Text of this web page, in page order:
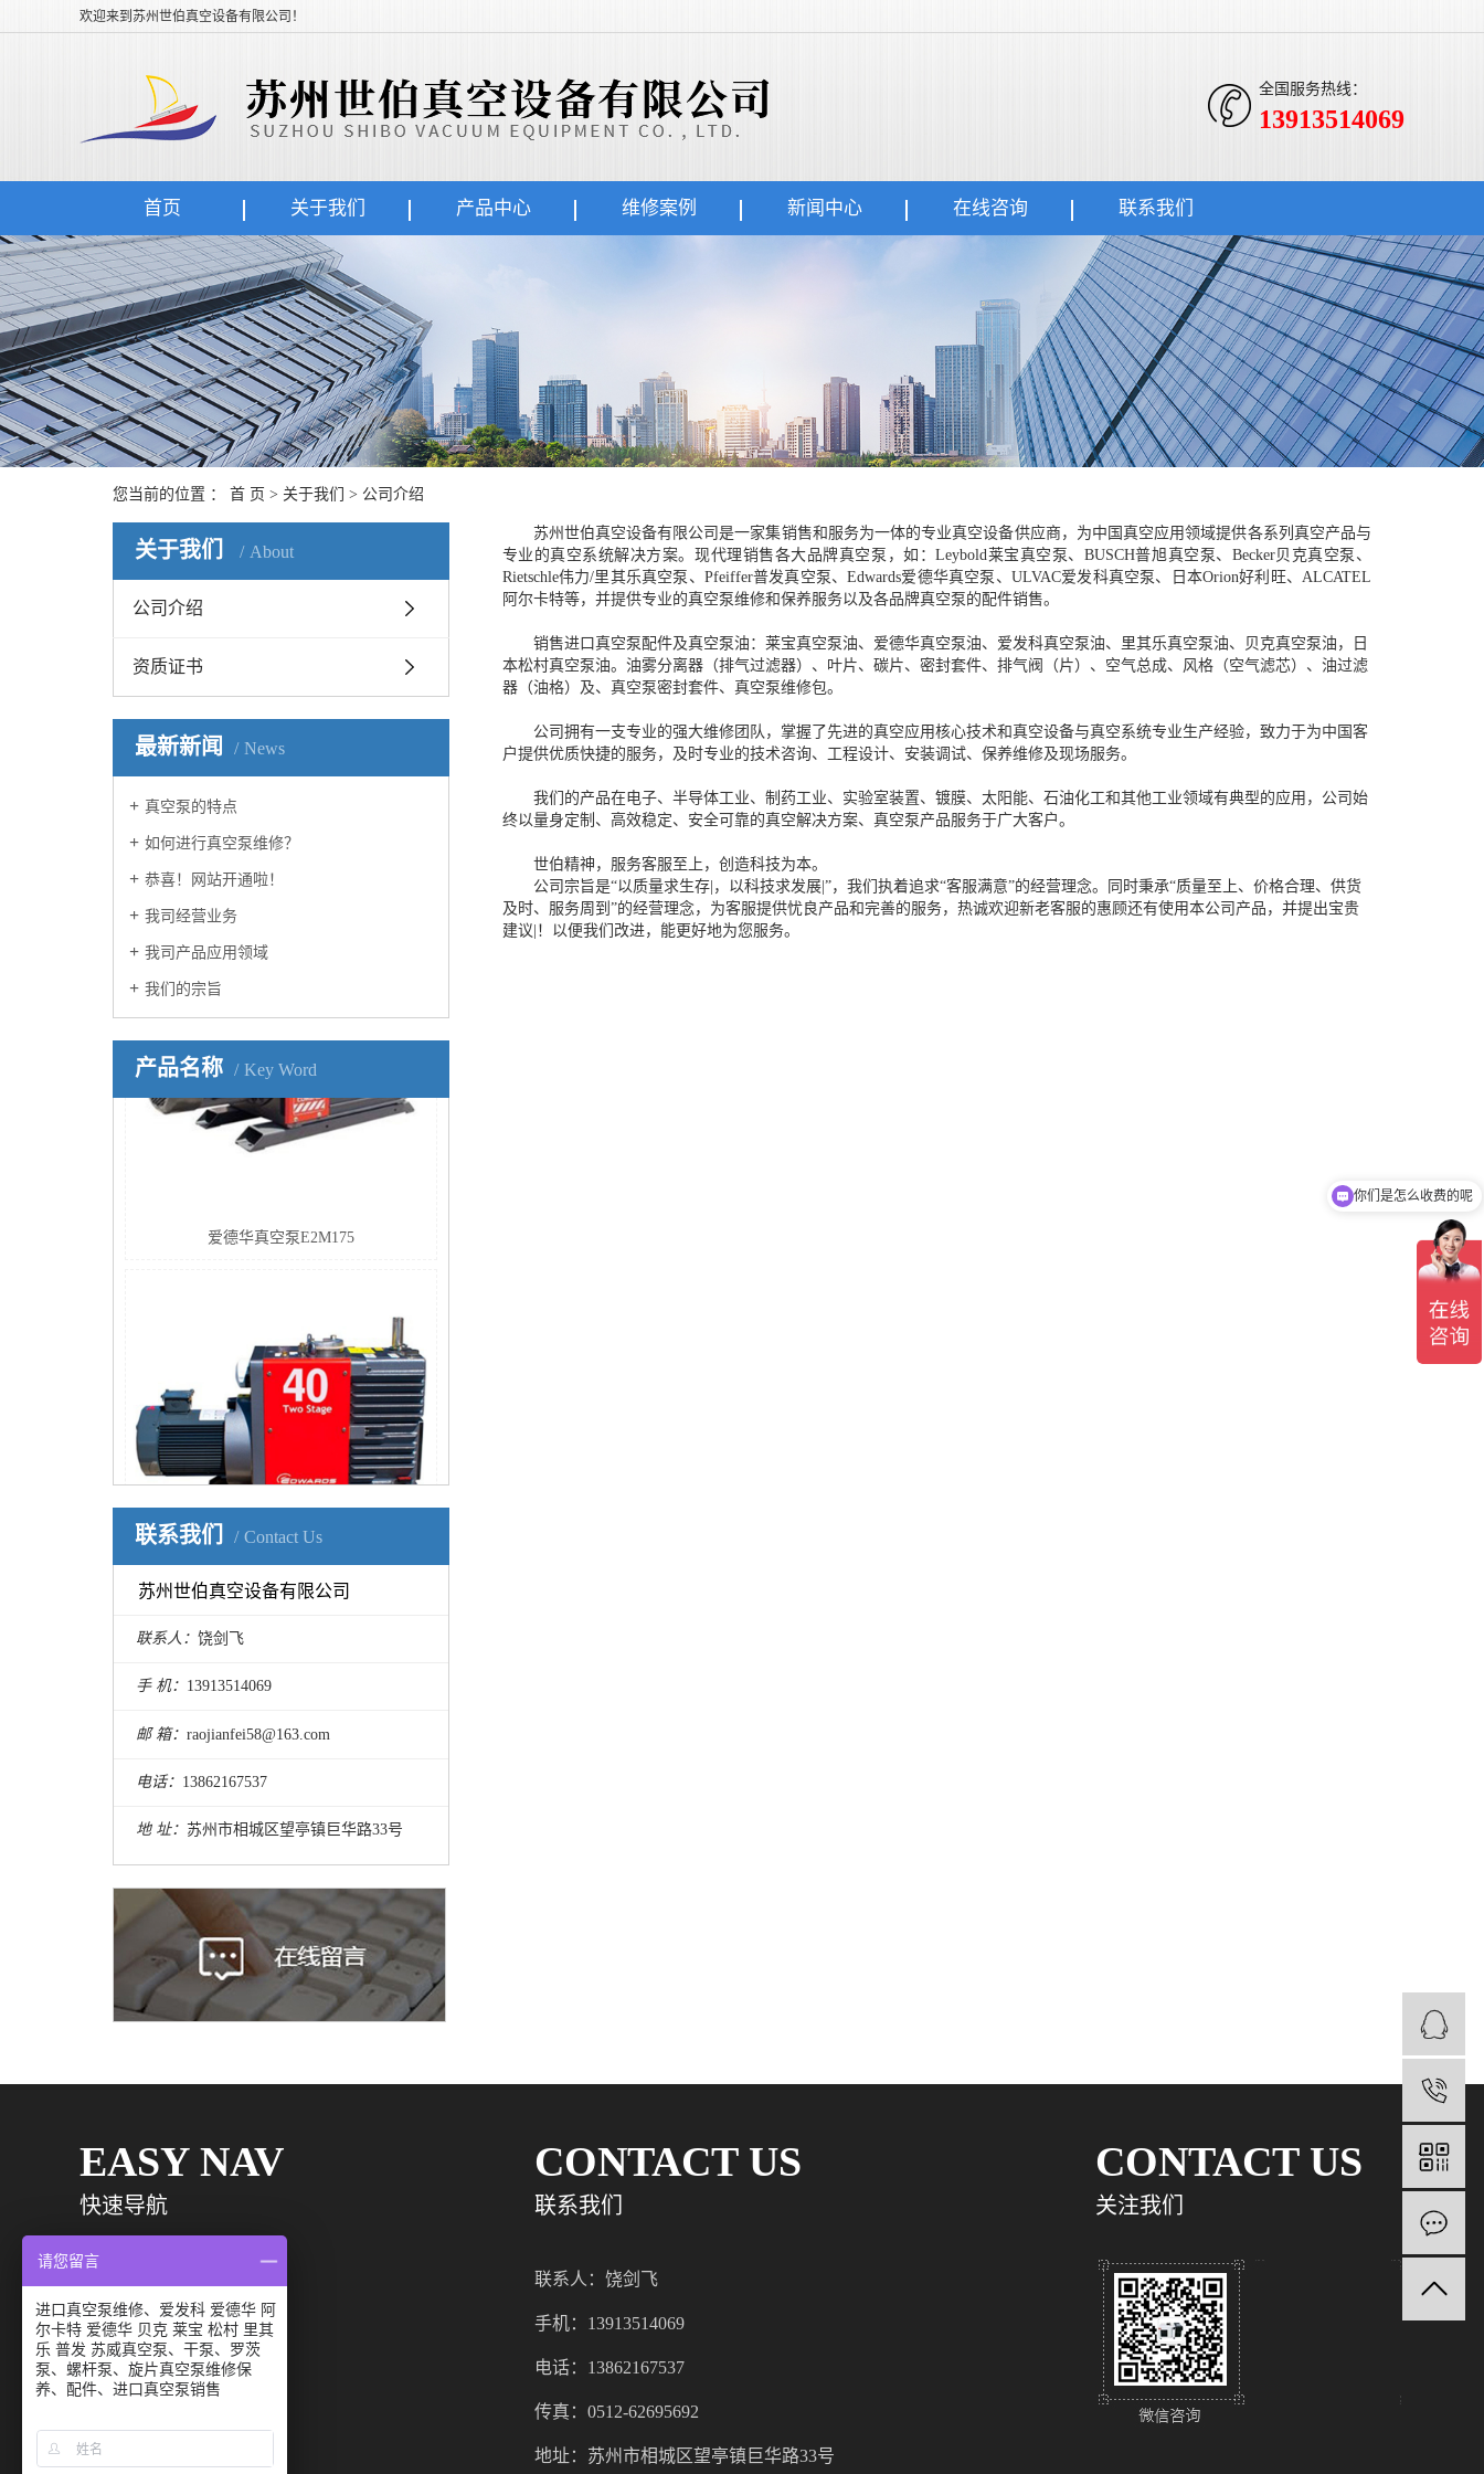
欢迎来到苏州世伯真空设备有限公司！
全国服务热线：
13913514069
首页 关于我们 产品中心 维修案例 新闻中心 在线咨询 联系我们
您当前的位置 ： 首 页 > 关于我们 > 公司介绍
关于我们 About
公司介绍
资质证书
最新新闻 News
真空泵的特点
如何进行真空泵维修？
恭喜！网站开通啦！
我司经营业务
我司产品应用领域
我们的宗旨
产品名称 Key Word
Becker贝克干泵 VT4.25
爱德华真空泵EH250
爱德华真空泵E2M40
Edwards爱德华真空泵EH2600
Edwards爱德华油泵ES200
联系我们 Contact Us
苏州世伯真空设备有限公司
联系人： 饶剑飞
手 机： 13913514069
邮 箱： raojianfei58@163.com
电话： 13862167537
地 址： 苏州市相城区望亭镇巨华路33号
苏州世伯真空设备有限公司是一家集销售和服务为一体的专业真空设备供应商，为中国真空应用领域提供各系列真空产品与
专业的真空系统解决方案。现代理销售各大品牌真空泵，如：Leybold莱宝真空泵、BUSCH普旭真空泵、Becker贝克真空泵、
Rietschle伟力/里其乐真空泵、Pfeiffer普发真空泵、Edwards爱德华真空泵、ULVAC爱发科真空泵、日本Orion好利旺、ALCATEL
阿尔卡特等，并提供专业的真空泵维修和保养服务以及各品牌真空泵的配件销售。
销售进口真空泵配件及真空泵油：莱宝真空泵油、爱德华真空泵油、爱发科真空泵油、里其乐真空泵油、贝克真空泵油，日
本松村真空泵油。油雾分离器（排气过滤器）、叶片、碳片、密封套件、排气阀（片）、空气总成、风格（空气滤芯）、油过滤
器（油格）及、真空泵密封套件、真空泵维修包。
公司拥有一支专业的强大维修团队，掌握了先进的真空应用核心技术和真空设备与真空系统专业生产经验，致力于为中国客
户提供优质快捷的服务，及时专业的技术咨询、工程设计、安装调试、保养维修及现场服务。
我们的产品在电子、半导体工业、制药工业、实验室装置、镀膜、太阳能、石油化工和其他工业领域有典型的应用，公司始
终以量身定制、高效稳定、安全可靠的真空解决方案、真空泵产品服务于广大客户。
世伯精神，服务客服至上，创造科技为本。
公司宗旨是“以质量求生存|，以科技求发展|”，我们执着追求“客服满意”的经营理念。同时秉承“质量至上、价格合理、供货
及时、服务周到”的经营理念，为客服提供忧良产品和完善的服务，热诚欢迎新老客服的惠顾还有使用本公司产品，并提出宝贵
建议|！以便我们改进，能更好地为您服务。
EASY NAV
快速导航
产品中心 维修案例
新闻中心 在线咨询
CONTACT US
联系我们
联系人：饶剑飞
手机：13913514069
电话：13862167537
传真：0512-62695692
地址：苏州市相城区望亭镇巨华路33号
CONTACT US
关注我们
你们是怎么收费的呢
请您留言
进口真空泵维修、爱发科 爱德华 阿
尔卡特 爱德华 贝克 莱宝 松村 里其
乐 普发 苏威真空泵、干泵、罗茨
泵、螺杆泵、旋片真空泵维修保
养、配件、进口真空泵销售